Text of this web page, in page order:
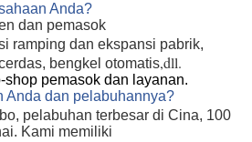
Anda?
dan pemasok
ramping dan ekspansi pabrik,
bengkel otomatis,dll.
shop pemasok dan layanan.
Anda dan pelabuhannya?
pelabuhan terbesar di Cina, 100
Kami memiliki